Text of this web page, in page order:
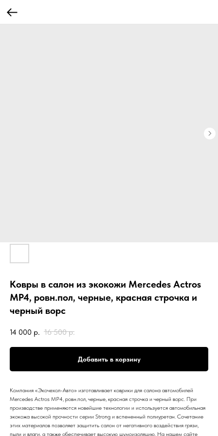
Ковры в салон из экокожи Mercedes Actros
МР4, ровн.пол, черные, красная строчка и
черный ворс
14 000 р. 16 500 р.
Добавить в корзину
Компания «Экочехол-Авто» изготавливает коврики для салона автомобилей
Mercedes Actros МР4, ровн.пол, черные, красная строчка и черный ворс. При
производстве применяются новейшие технологии и используется автомобильная
экокожа высокой прочности серии Strong и вспененный полиуретан. Сочетание
этих материалов позволяет защитить салон от негативного воздействия грязи,
пыли и влаги, а также обеспечивает высокую шумоизоляцию. На нашем сайте